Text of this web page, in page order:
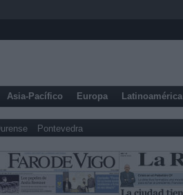
Asia-Pacífico Europa Latinoamérica
Pontevedra